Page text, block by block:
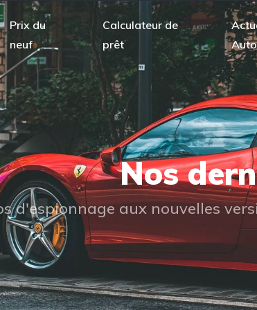
Prix du
neuf
Calculateur de
prêt
Auto
Nos
d'espionnage aux nouvelles